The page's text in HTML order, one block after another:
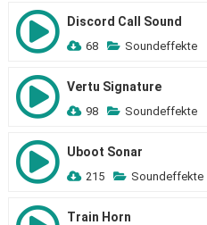
Discord Call Sound
68 Soundeffekte
Vertu Signature
98 Soundeffekte
Uboot Sonar
215 Soundeffekte
Train Horn